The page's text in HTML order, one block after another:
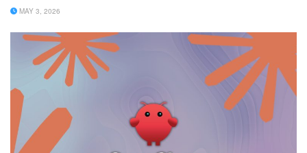
MAY 3, 2026